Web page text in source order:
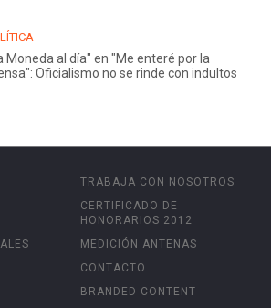
Moneda al día" en "Me enteré por la
Oficialismo no se rinde con indultos
TRABAJA CON NOSOTROS
CERTIFICADO DE
HONORARIOS 2012
MEDICIÓN ANTENAS
CONTACTO
BRANDED CONTENT